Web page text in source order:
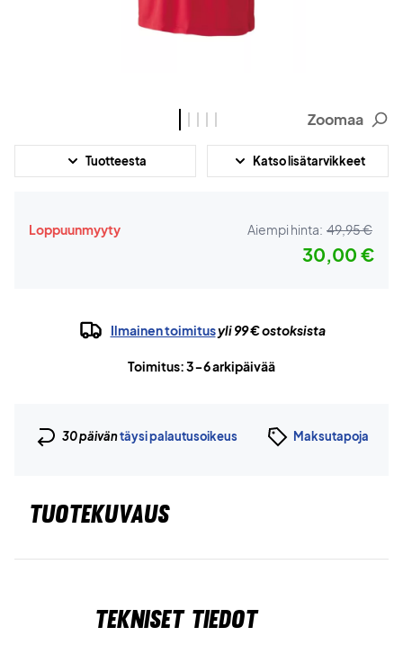
Zoomaa
Tuotteesta Katso lisätarvikkeet
Loppuunmyyty Aiempi hinta: 49,95 €
30,00 €
Ilmainen toimitusyli 99 € ostoksista
Toimitus: 3-6 arkipäivää
30 päiväntäysi palautusoikeus Maksutapoja
TUOTEKUVAUS
Tekniset tiedot